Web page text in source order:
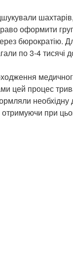
шахтарів,
оформити
бюрократію.
по 3-4 тисячі
цей процес
необхідну
отримуючи при